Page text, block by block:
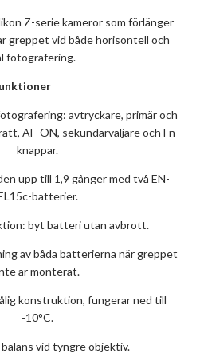
Z-serie kameror som förlänger
greppet vid både horisontell och
fotografering.
avtryckare, primär och
AF-ON, sekundärväljare och Fn-
knappar.
upp till 1,9 gånger med två EN-
batterier.
byt batteri utan avbrott.
av båda batterierna när greppet
är monterat.
konstruktion, fungerar ned till
-10°C.
vid tyngre objektiv.